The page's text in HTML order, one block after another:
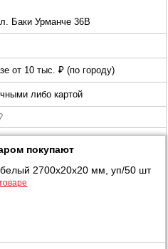
Баки Урманче 36В
от 10 тыс. ₽ (по городу)
либо картой
покупают
2700x20x20 мм, уп/50 шт